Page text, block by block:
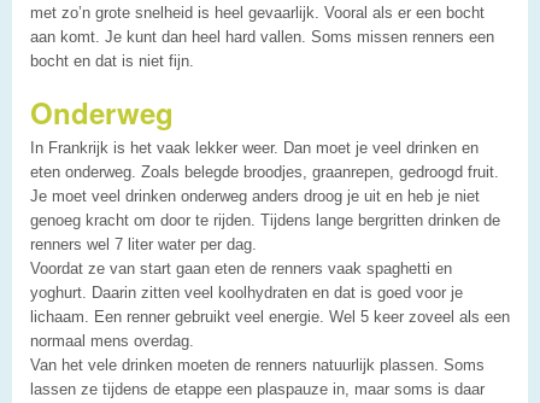
met zo’n grote snelheid is heel gevaarlijk. Vooral als er een bocht
aan komt. Je kunt dan heel hard vallen. Soms missen renners een
bocht en dat is niet fijn.
Onderweg
In Frankrijk is het vaak lekker weer. Dan moet je veel drinken en
eten onderweg. Zoals belegde broodjes, graanrepen, gedroogd fruit.
Je moet veel drinken onderweg anders droog je uit en heb je niet
genoeg kracht om door te rijden. Tijdens lange bergritten drinken de
renners wel 7 liter water per dag.
Voordat ze van start gaan eten de renners vaak spaghetti en
yoghurt. Daarin zitten veel koolhydraten en dat is goed voor je
lichaam. Een renner gebruikt veel energie. Wel 5 keer zoveel als een
normaal mens overdag.
Van het vele drinken moeten de renners natuurlijk plassen. Soms
lassen ze tijdens de etappe een plaspauze in, maar soms is daar